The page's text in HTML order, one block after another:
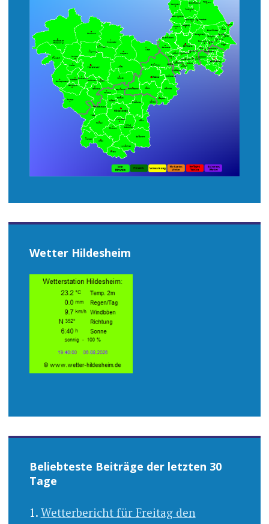
Wetter Hildesheim
Beliebteste Beiträge der letzten 30
Tage
Wetterbericht für Freitag den